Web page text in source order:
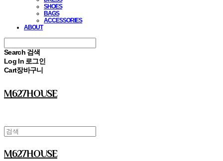
SHOES
BAGS
ACCESSORIES
ABOUT
Search 검색
Log In 로그인
Cart장바구니
M627HOUSE
M627HOUSE